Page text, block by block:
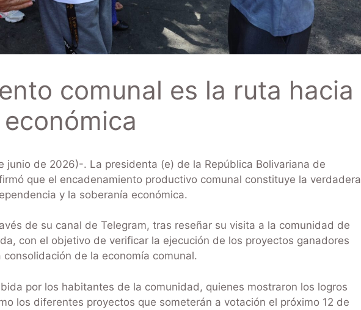
comunal es la ruta hacia
junio de 2026)-. La presidenta (e) de la República Bolivariana de
que el encadenamiento productivo comunal constituye la verdadera
y la soberanía económica.
de su canal de Telegram, tras reseñar su visita a la comunidad de
con el objetivo de verificar la ejecución de los proyectos ganadores
de la economía comunal.
por los habitantes de la comunidad, quienes mostraron los logros
los diferentes proyectos que someterán a votación el próximo 12 de